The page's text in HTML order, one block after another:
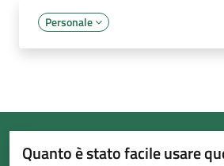
Personale
Quanto è stato facile usare